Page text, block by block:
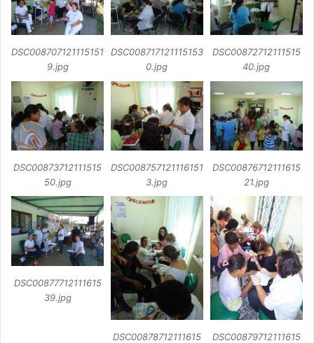
DSC008707121115151
9.jpg
DSC008717121115153
0.jpg
DSC00872712111515
40.jpg
DSC00873712111515
50.jpg
DSC008757121116151
3.jpg
DSC00876712111615
21.jpg
DSC00877712111615
39.jpg
DSC00878712111615
DSC00879712111615